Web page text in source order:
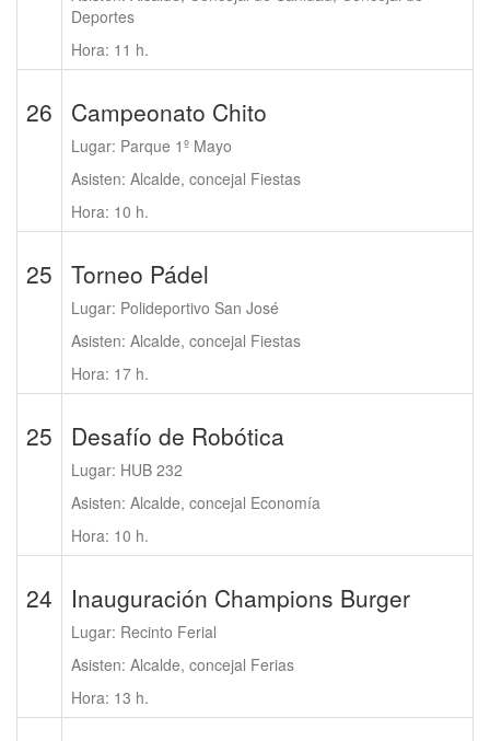
Deportes
Hora: 11 h.
26 Campeonato Chito
Lugar: Parque 1º Mayo
Asisten: Alcalde, concejal Fiestas
Hora: 10 h.
25 Torneo Pádel
Lugar: Polideportivo San José
Asisten: Alcalde, concejal Fiestas
Hora: 17 h.
25 Desafío de Robótica
Lugar: HUB 232
Asisten: Alcalde, concejal Economía
Hora: 10 h.
24 Inauguración Champions Burger
Lugar: Recinto Ferial
Asisten: Alcalde, concejal Ferias
Hora: 13 h.